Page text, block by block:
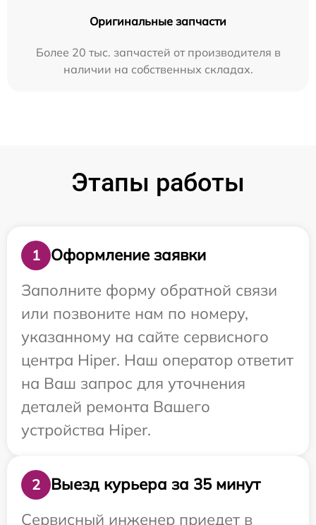
Оригинальные запчасти
Более 20 тыс. запчастей от производителя в
наличии на собственных складах.
Этапы работы
1
Оформление заявки
Заполните форму обратной связи
или позвоните нам по номеру,
указанному на сайте сервисного
центра Hiper. Наш оператор ответит
на Ваш запрос для уточнения
деталей ремонта Вашего
устройства Hiper.
2
Выезд курьера за 35 минут
Сервисный инженер приедет в